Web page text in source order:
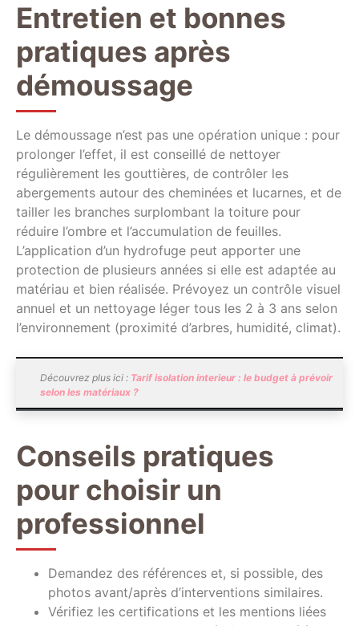
Entretien et bonnes
pratiques après
démoussage
Le démoussage n’est pas une opération unique : pour
prolonger l’effet, il est conseillé de nettoyer
régulièrement les gouttières, de contrôler les
abergements autour des cheminées et lucarnes, et de
tailler les branches surplombant la toiture pour
réduire l’ombre et l’accumulation de feuilles.
L’application d’un hydrofuge peut apporter une
protection de plusieurs années si elle est adaptée au
matériau et bien réalisée. Prévoyez un contrôle visuel
annuel et un nettoyage léger tous les 2 à 3 ans selon
l’environnement (proximité d’arbres, humidité, climat).
Découvrez plus ici : Tarif isolation interieur : le budget à prévoir
selon les matériaux ?
Conseils pratiques
pour choisir un
professionnel
Demandez des références et, si possible, des
photos avant/après d’interventions similaires.
Vérifiez les certifications et les mentions liées